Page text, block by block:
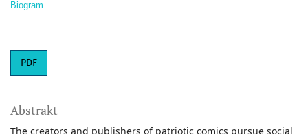
Biogram
PDF
Abstrakt
The creators and publishers of patriotic comics pursue social